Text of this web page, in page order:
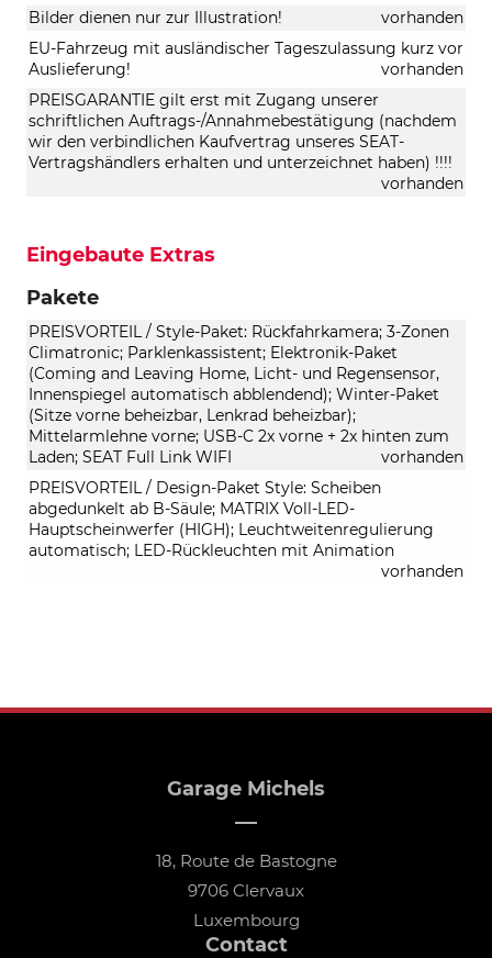
Bilder dienen nur zur Illustration!
vorhanden
EU-Fahrzeug mit ausländischer Tageszulassung kurz vor
Auslieferung!
vorhanden
PREISGARANTIE gilt erst mit Zugang unserer
schriftlichen Auftrags-/Annahmebestätigung (nachdem
wir den verbindlichen Kaufvertrag unseres SEAT-
Vertragshändlers erhalten und unterzeichnet haben) !!!!
vorhanden
Eingebaute Extras
Pakete
PREISVORTEIL / Style-Paket: Rückfahrkamera; 3-Zonen
Climatronic; Parklenkassistent; Elektronik-Paket
(Coming and Leaving Home, Licht- und Regensensor,
Innenspiegel automatisch abblendend); Winter-Paket
(Sitze vorne beheizbar, Lenkrad beheizbar);
Mittelarmlehne vorne; USB-C 2x vorne + 2x hinten zum
Laden; SEAT Full Link WIFI
vorhanden
PREISVORTEIL / Design-Paket Style: Scheiben
abgedunkelt ab B-Säule; MATRIX Voll-LED-
Hauptscheinwerfer (HIGH); Leuchtweitenregulierung
automatisch; LED-Rückleuchten mit Animation
vorhanden
Garage Michels
18, Route de Bastogne
9706 Clervaux
Luxembourg
Contact